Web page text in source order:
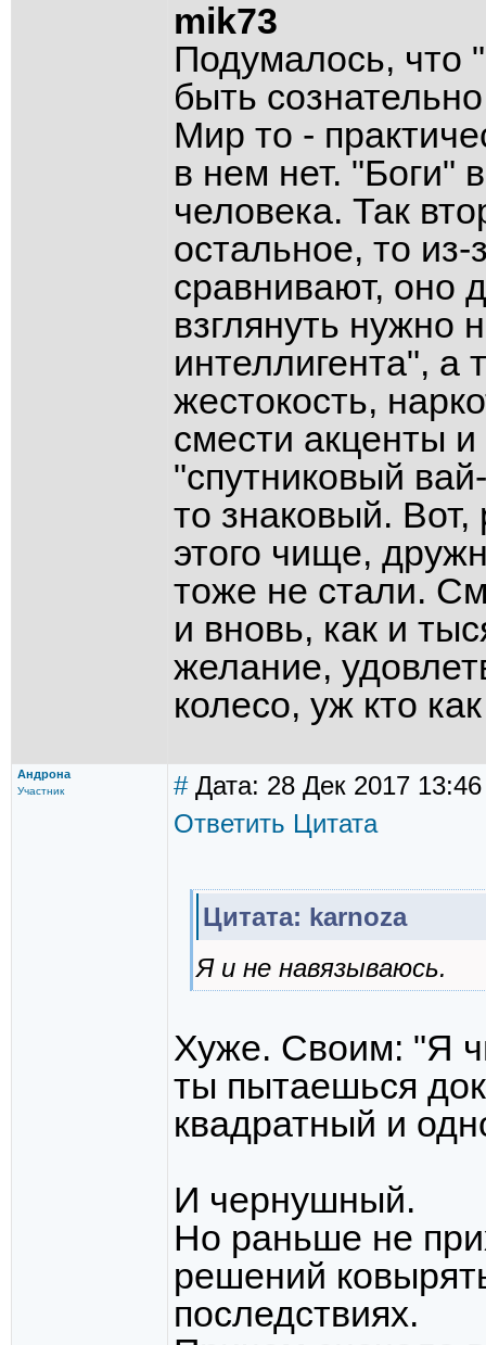
mik73
Подумалось, что
быть
Мир то -
в нем нет. "Боги"
человека. Так
остальное, то из-
сравнивают, оно
взглянуть нужно
интеллигента", а
жестокость,
смести акценты
"спутниковый
то знаковый.
этого чище,
тоже не стали.
и вновь, как и
желание,
колесо, уж кто
Андрона
Участник #Дата: 28 Дек 2017
Ответить Цитата
Цитата: karnoza
Я и не навязываюсь.
Хуже. Своим: "Я
ты пытаешься
квадратный и
И чернушный.
Но раньше не
решений
последствиях.